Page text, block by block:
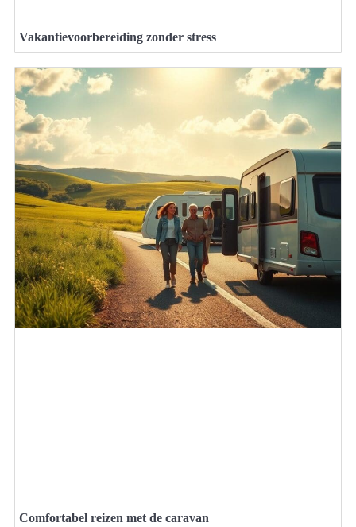
Vakantievoorbereiding zonder stress
Comfortabel reizen met de caravan